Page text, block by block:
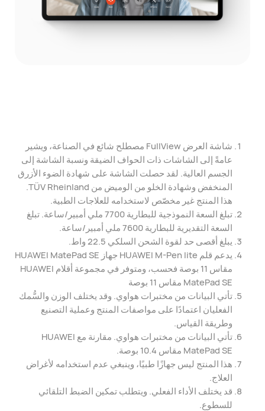
شاشة العرض FullView مصطلح شائع في الصناعة، ويشير
عامةً إلى الشاشات ذات الحواف الضيقة ونسبة الشاشة إلى
الجسم العالية. لقد حصلت الشاشة على شهادة الضوء الأزرق
المنخفض وشهادة الخلو من الوميض من TÜV Rheinland.
هذا المنتج غير مخصّص لاستخدامه للعلاجات الطبية.
تبلغ السعة النموذجية للبطارية 7700 ملي أمبير/ساعة. تبلغ
السعة التقديرية للبطارية 7600 ملي أمبير/ساعة.
يبلغ أقصى حد لقوة الشحن السلكي 22.5 واط.
يدعم قلم HUAWEI M-Pen lite جهاز HUAWEI MatePad SE
مقاس 11 بوصة فحسب، ومتوفر في مجموعة أقلام HUAWEI
MatePad SE مقاس 11 بوصة
تأتي البيانات من مختبرات هواوي. وقد يختلف الوزن والسُّمك
الفعليان اعتمادًا على مواصفات المنتج وعملية التصنيع
وطريقة القياس.
تأتي البيانات من مختبرات هواوي. مقارنة مع HUAWEI
MatePad SE مقاس 10.4 بوصة.
هذا المنتج ليس جهازًا طبيًا، وينبغي عدم استخدامه لأغراض
العلاج.
قد يختلف الأداء الفعلي. ويتطلب تمكين الضبط التلقائي
للسطوع.